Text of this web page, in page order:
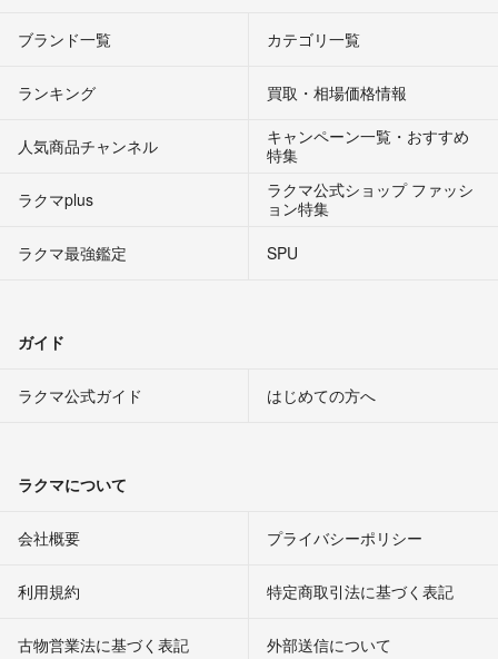
ブランド一覧 カテゴリ一覧
ランキング 買取・相場価格情報
人気商品チャンネル
キャンペーン一覧・おすすめ
特集
ラクマplus
ラクマ公式ショップ ファッシ
ョン特集
ラクマ最強鑑定
SPU
ガイド
ラクマ公式ガイド はじめての方へ
ラクマについて
会社概要 プライバシーポリシー
利用規約 特定商取引法に基づく表記
古物営業法に基づく表記 外部送信について